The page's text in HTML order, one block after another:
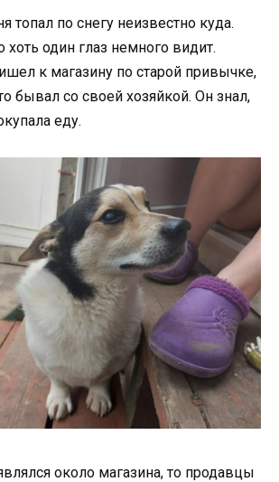
топал по снегу неизвестно куда.
хоть один глаз немного видит.
к магазину по старой привычке,
бывал со своей хозяйкой. Он знал,
еду.
около магазина, то продавцы